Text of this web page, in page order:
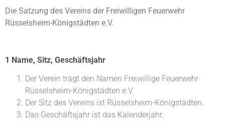
Die Satzung des Vereins der Freiwilligen Feuerwehr
Rüsselsheim-Königstädten e.V.
1 Name, Sitz, Geschäftsjahr
Der Verein trägt den Namen Freiwillige Feuerwehr
Rüsselsheim-Königstädten e.V.
Der Sitz des Vereins ist Rüsselsheim-Königstädten.
Das Geschäftsjahr ist das Kalenderjahr.